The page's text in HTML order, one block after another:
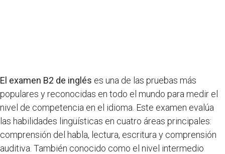
El examen B2 de inglés es una de las pruebas más
populares y reconocidas en todo el mundo para medir el
nivel de competencia en el idioma. Este examen evalúa
las habilidades lingüísticas en cuatro áreas principales:
comprensión del habla, lectura, escritura y comprensión
auditiva. También conocido como el nivel intermedio